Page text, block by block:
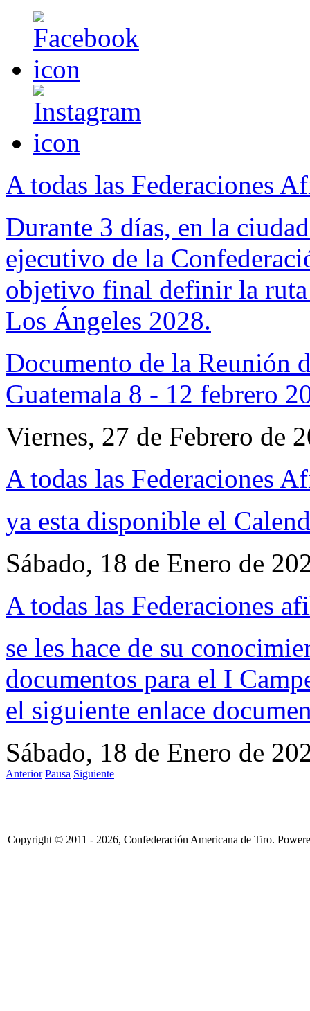
A todas las Federaciones
Durante 3 días, en la
ejecutivo de la
objetivo final definir la ruta
Los Ángeles 2028.
Documento de la Reunión
Guatemala 8 - 12 febrero
Viernes, 27 de Febrero de
A todas las Federaciones
ya esta disponible el
Sábado, 18 de Enero de
A todas las Federaciones
se les hace de su
documentos para el I
el siguiente enlace
Sábado, 18 de Enero de
Anterior Pausa Siguiente
Copyright © 2011 - 2026, Confederación Americana de Tiro.